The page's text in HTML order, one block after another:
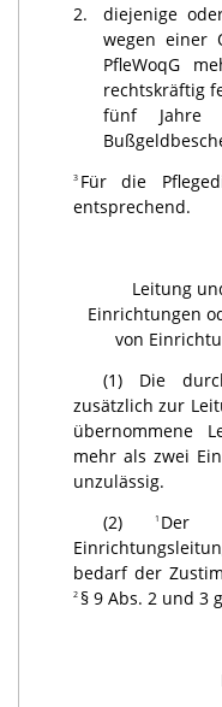
2.
diejenige
wegen einer
PfleWoqG
rechtskräftig
fünf Jahre
3 Für die
entsprechend.
Leitung
Einrichtungen
von
(1) Die
zusätzlich zur
übernommene
mehr als zwei
unzulässig.
(2)
1 Der
bedarf der
2 § 9 Abs. 2 und 3